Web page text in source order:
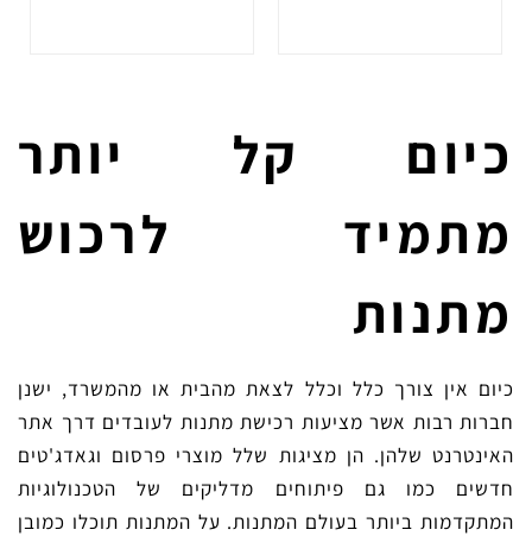
כיום קל יותר
מתמיד לרכוש
מתנות
כיום אין צורך כלל וכלל לצאת מהבית או מהמשרד, ישנן
חברות רבות אשר מציעות רכישת מתנות לעובדים דרך אתר
האינטרנט שלהן. הן מציגות שלל מוצרי פרסום וגאדג'טים
חדשים כמו גם פיתוחים מדליקים של הטכנולוגיות
המתקדמות ביותר בעולם המתנות. על המתנות תוכלו כמובן